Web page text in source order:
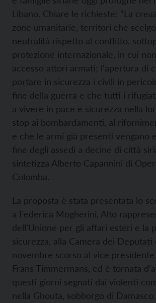
Libano. Chiare le richieste: “La
zone umanitarie, territori che
neutralità rispetto al conflitto,
protezione internazionale, in cui
accesso attori armati; l’apertura di
portare in sicurezza i civili in
fine della guerra e che tutti i
a vivere in pace e sicurezza nella
stop ai bombardamenti, al
e che le armi già presenti vengano
fine degli assedi a decine di città
sintetizza Alberto Capannini di
Colomba.
La proposta è stata presentata lo
a Federica Mogherini, Alto
dell’Unione per gli affari esteri e la
sicurezza, alla Camera dei Deputati
novembre scorso al vice presidente
Frans Timmermans, ed è tornata
questi giorni segnati dai violenti
nella Ghouta, sobborgo di